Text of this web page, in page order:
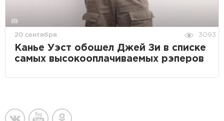
20 сентября 3093
Канье Уэст обошел Джей Зи в списке
самых высокооплачиваемых рэперов